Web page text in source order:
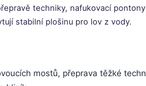
techniky, nafukovací
stabilní plošinu pro lov z vody.
mostů, přeprava těžké